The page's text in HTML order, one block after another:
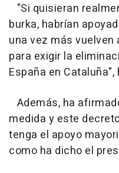
"Si quisieran
burka, habrían
una vez más
para exigir la
España en
Además, ha
medida y este
tenga el apoyo
como ha dicho el